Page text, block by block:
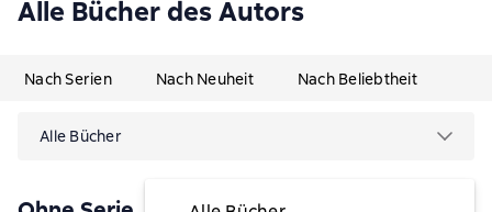
Alle Bücher des Autors
Nach Serien Nach Neuheit Nach Beliebtheit
Alle Bücher